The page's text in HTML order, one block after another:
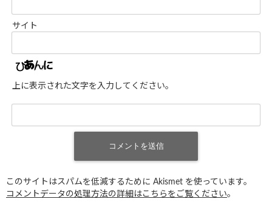
サイト
上に表示された文字を入力してください。
このサイトはスパムを低減するために Akismet を使っています。
コメントデータの処理方法の詳細はこちらをご覧ください。